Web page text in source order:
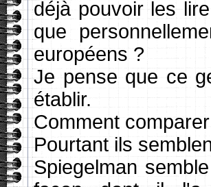
déjà pouvoir les
que
européens ?
Je pense que ce
établir.
Comment
Pourtant ils
Spiegelman